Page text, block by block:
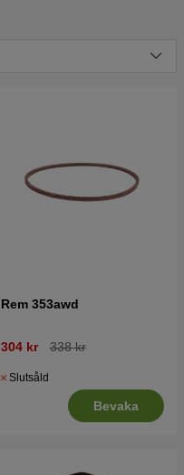
reservdelslista till
2016-05
reservdelslista till
2016-09
Rem 353awd
304 kr 338 kr
Slutsåld
Bevaka